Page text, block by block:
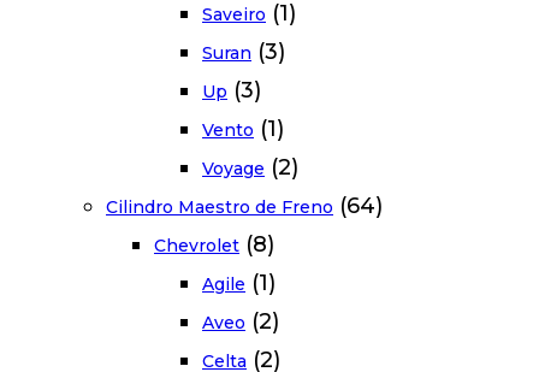
Saveiro (1)
Suran (3)
Up (3)
Vento (1)
Voyage (2)
Cilindro Maestro de Freno (64)
Chevrolet (8)
Agile (1)
Aveo (2)
Celta (2)